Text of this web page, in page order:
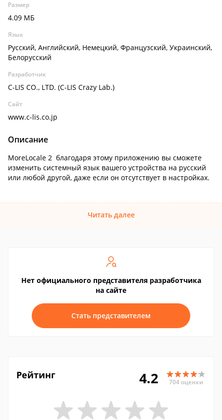
Размер
4.09 МБ
Язык
Русский, Английский, Немецкий, Французский, Украинский,
Белорусский
Разработчик
C-LIS CO., LTD. (C-LIS Crazy Lab.)
Сайт
www.c-lis.co.jp
Описание
MoreLocale 2 благодаря этому приложению вы сможете
изменить системный язык вашего устройства на русский
или любой другой, даже если он отсутствует в настройках.
Читать далее
Нет официального представителя разработчика
на сайте
Стать представителем
Рейтинг 4.2 704 оценки